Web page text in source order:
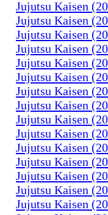
Jujutsu Kaisen
Jujutsu Kaisen
Jujutsu Kaisen
Jujutsu Kaisen
Jujutsu Kaisen
Jujutsu Kaisen
Jujutsu Kaisen
Jujutsu Kaisen
Jujutsu Kaisen
Jujutsu Kaisen
Jujutsu Kaisen
Jujutsu Kaisen
Jujutsu Kaisen
Jujutsu Kaisen
Jujutsu Kaisen